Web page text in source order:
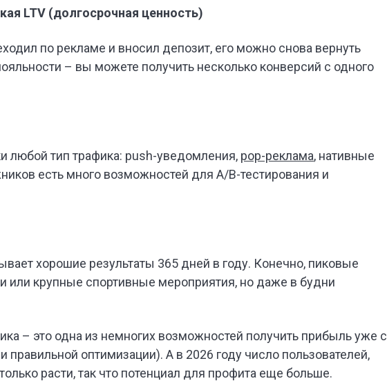
LTV (долгосрочная ценность)
по рекламе и вносил депозит, его можно снова вернуть
– вы можете получить несколько конверсий с одного
любой тип трафика: push-уведомления, pop-реклама, нативные
есть много возможностей для A/B-тестирования и
хорошие результаты 365 дней в году. Конечно, пиковые
или крупные спортивные мероприятия, но даже в будни
– это одна из немногих возможностей получить прибыль уже с
правильной оптимизации). А в 2026 году число пользователей,
расти, так что потенциал для профита еще больше.